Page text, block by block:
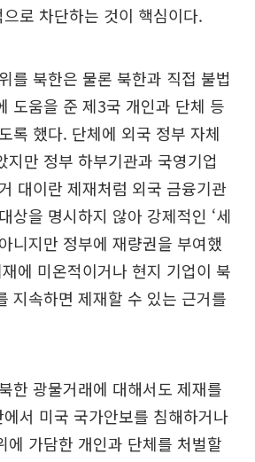
로 차단하는 것이 핵심이다.
를 북한은 물론 북한과 직접 불법
도움을 준 제3국 개인과 단체 등
록 했다. 단체에 외국 정부 자체
지만 정부 하부기관과 국영기업
대이란 제재처럼 외국 금융기관
상을 명시하지 않아 강제적인 ‘세
니지만 정부에 재량권을 부여했
에 미온적이거나 현지 기업이 북
지속하면 제재할 수 있는 근거를
한 광물거래에 대해서도 제재를
서 미국 국가안보를 침해하거나
에 가담한 개인과 단체를 처벌할